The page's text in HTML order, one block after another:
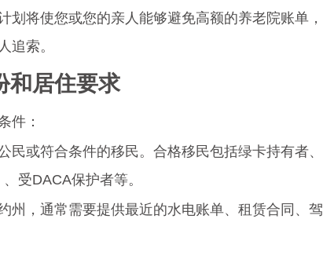
将使您或您的亲人能够避免高额的养老院账单，
追索。
和居住要求
件：
民或符合条件的移民。合格移民包括绿卡持有者、
受DACA保护者等。
州，通常需要提供最近的水电账单、租赁合同、驾